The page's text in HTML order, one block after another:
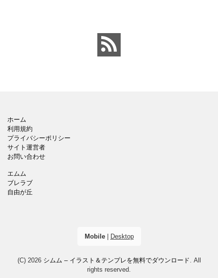
トにおすすめします。 ダ
ウンロードしてテキス
ホーム
利用規約
プライバシーポリシー
サイト運営者
お問い合わせ
エムム
ブレラブ
自由が丘
Mobile| Desktop
(C) 2026 シムム – イラスト＆テンプレを無料でダウンロード . All
rights reserved.